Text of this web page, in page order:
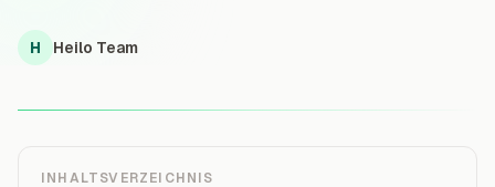
H Heilo Team
INHALTSVERZEICHNIS